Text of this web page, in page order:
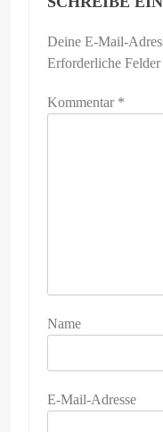
Deine E-Mail-
Erforderliche
Kommentar *
Name
E-Mail-Adresse